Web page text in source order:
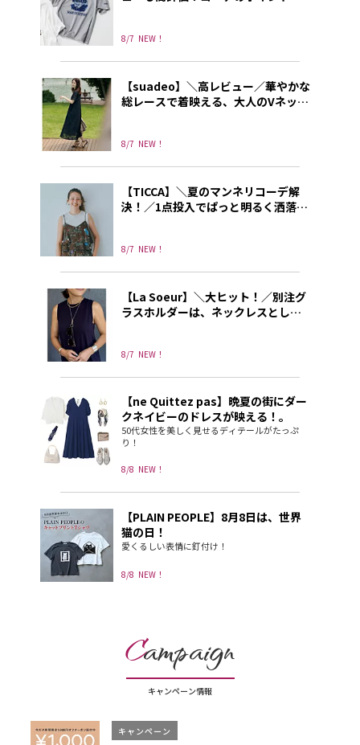
8/7 NEW！
8/7 NEW！
【suadeo】＼高レビュー／華やかな
総レースで着映える、大人のVネック
8/7 NEW！
【TICCA】＼夏のマンネリコーデ解
決！／1点投入でぱっと明るく洒落て
8/7 NEW！
【La Soeur】＼大ヒット！／別注グ
ラスホルダーは、ネックレスとして
8/8 NEW！
【ne Quittez pas】晩夏の街にダー
クネイビーのドレスが映える！。
50代女性を美しく見せるディテールがたっぷ
り！
8/8 NEW！
【PLAIN PEOPLE】8月8日は、世界
猫の日！
愛くるしい表情に釘付け！
Campaign
キャンペーン情報
キャンペーン